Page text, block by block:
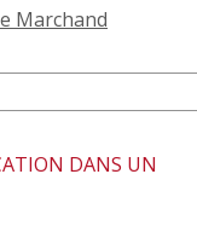
Marchand
DANS UN